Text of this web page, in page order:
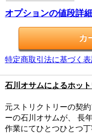
オプションの値段詳
特定商取引法に基づく
石川オサムによるホッ
元ストリクトリーの契
ーの石川オサムが、 長
作業にてひとつひとつ